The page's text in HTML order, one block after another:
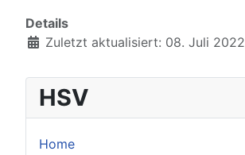
Details
Zuletzt aktualisiert: 08. Juli 2022
HSV
Home